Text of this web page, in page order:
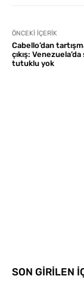
ÖNCEKI İÇERIK
Cabello’dan
çıkış:
tutuklu yok
SON GİRİLEN